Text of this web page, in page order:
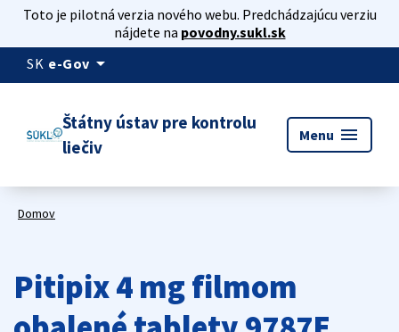
Toto je pilotná verzia nového webu. Predchádzajúcu verziu
nájdete na povodny.sukl.sk
SK e-Gov arrow_drop_down
Štátny ústav pre kontrolu
liečiv
Menu menu
Domov
Pitipix 4 mg filmom